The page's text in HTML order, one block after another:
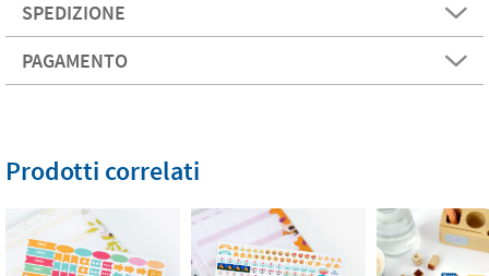
SPEDIZIONE
PAGAMENTO
Prodotti correlati